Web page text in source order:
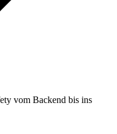
vom Backend bis ins